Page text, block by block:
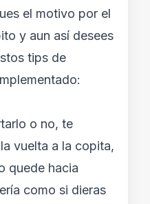
el motivo por el
y aun así desees
tips de
o no, te
vuelta a la copita,
quede hacia
como si dieras